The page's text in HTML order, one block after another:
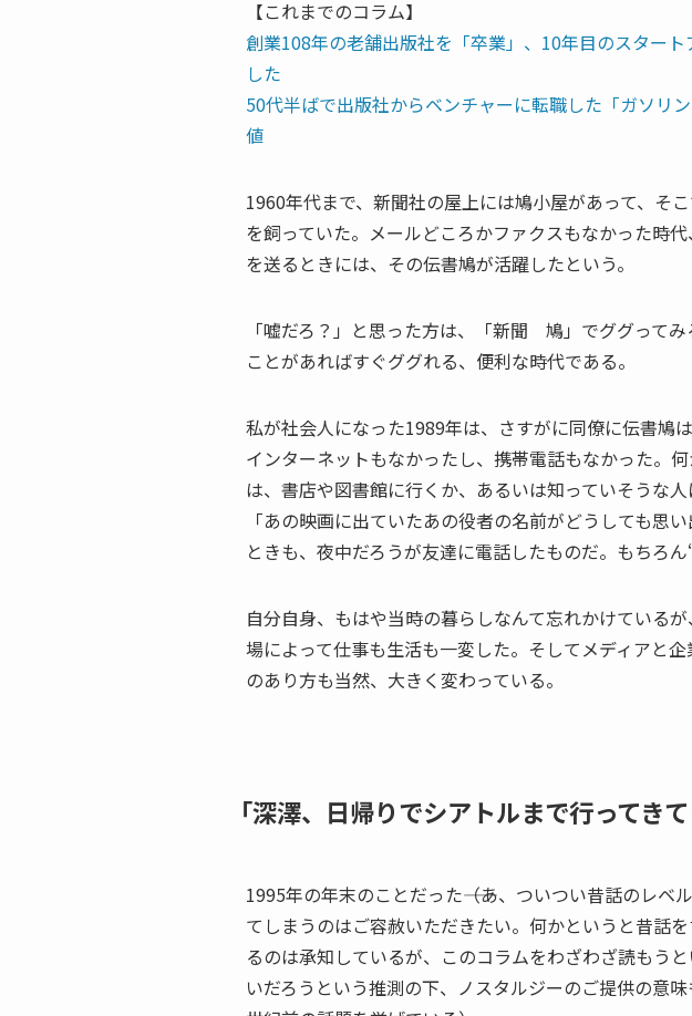
【これまでのコラム】
創業108年の老舗出版社を「卒業」、10年目のスタート
した
50代半ばで出版社からベンチャーに転職した「ガソリ
値
1960年代まで、新聞社の屋上には鳩小屋があって、そ
を飼っていた。メールどころかファクスもなかった時
を送るときには、その伝書鳩が活躍したという。
「嘘だろ？」と思った方は、「新聞 鳩」でググって
ことがあればすぐググれる、便利な時代である。
私が社会人になった1989年は、さすがに同僚に伝書鳩
インターネットもなかったし、携帯電話もなかった。
は、書店や図書館に行くか、あるいは知っていそうな人
「あの映画に出ていたあの役者の名前がどうしても思
ときも、夜中だろうが友達に電話したものだ。もちろん
自分自身、もはや当時の暮らしなんて忘れかけている
場によって仕事も生活も一変した。そしてメディアと
のあり方も当然、大きく変わっている。
「深澤、日帰りでシアトルまで行ってきて
1995年の年末のことだった――（あ、ついつい昔話のレベ
てしまうのはご容赦いただきたい。何かというと昔話
るのは承知しているが、このコラムをわざわざ読もう
いだろうという推測の下、ノスタルジーのご提供の意